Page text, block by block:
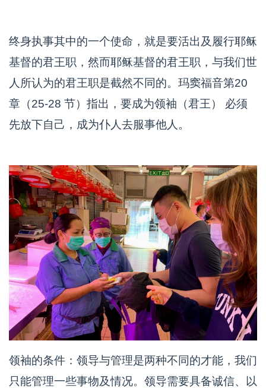
终身执事其中的一个使命，就是要活出及履行耶稣
基督的君王职，然而耶稣基督的君王职，与我们世
人所认为的君王职是截然不同的。玛窦福音第20
章（25-28 节）指出，要成为领袖（君王） 必须
先放下自己，成为仆人去服事他人。
领袖的条件：领导与管理是两种不同的才能，我们
只能管理一些事物及情况。领导需要具备诚信、以